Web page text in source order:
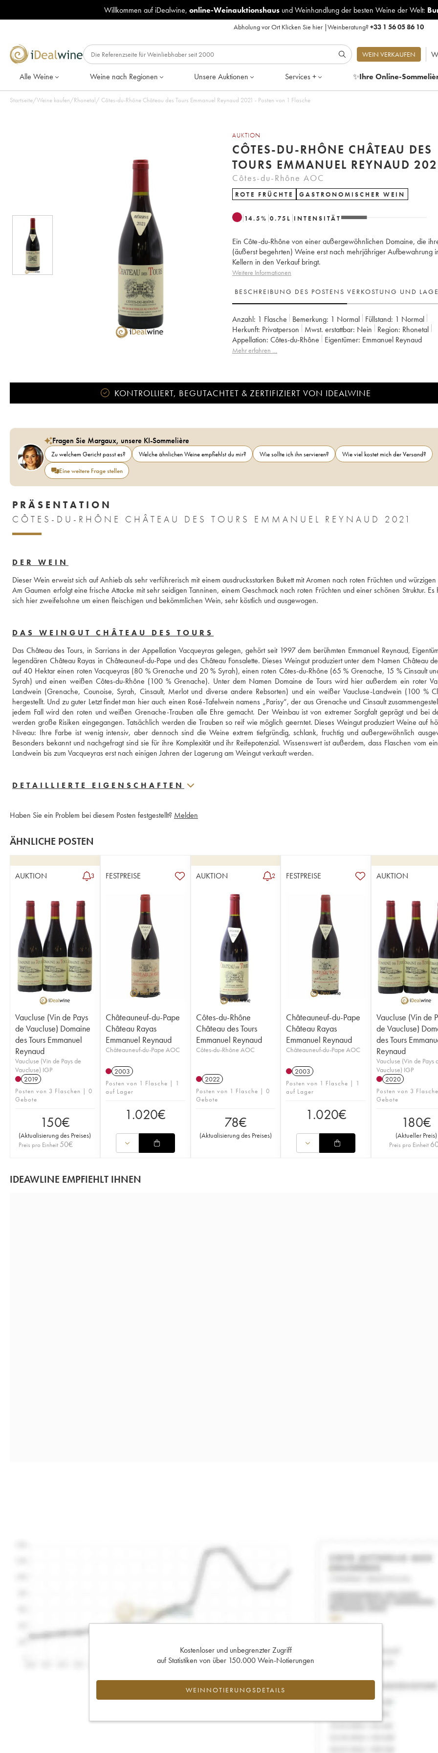
Willkommen auf iDealwine, online-Weinauktionshausund Weinhandlung der besten Weine der Welt:
Abholung vor Ort Klicken Sie hier|Weinberatung?+33 1 56 05 86 10
WEIN VERKAUFEN
Alle Weine Weine nach Regionen Unsere Auktionen Services + ✨Ihre Online-
Startseite/Weine kaufen/Rhonetal/ Côtes-du-Rhône Château des Tours Emmanuel Reynaud 2021 - Posten von 1 Flasche
AUKTION
CÔTES-DU-RHÔNE CHÂTEAU DES
TOURS EMMANUEL REYNAUD
Côtes-du-Rhône AOC
ROTE FRÜCHTE GASTRONOMISCHER WEIN
14.5% 0.75 L INTENSITÄT
Ein Côte-du-Rhône von einer außergewöhnlichen Domaine, die
(äußerst begehrten) Weine erst nach mehrjähriger Aufbewahrung
Kellern in den Verkauf bringt.
Weitere Informationen
BESCHREIBUNG DES POSTENS VERKOSTUNG UND
Anzahl: 1 Flasche Bemerkung: 1 Normal Füllstand: 1 Normal
Herkunft:
privatperson Mwst. erstattbar: nein Region:
Rhonetal
Appellation:
Côtes-du-Rhône Eigentümer: Emmanuel Reynaud
Mehr erfahren …
KONTROLLIERT, BEGUTACHTET & ZERTIFIZIERT VON IDEALWINE
Fragen Sie Margaux, unsere KI-Sommelière
Zu welchem Gericht passt es? Welche ähnlichen Weine empfiehlst du mir? Wie sollte ich ihn servieren?
Wie viel kostet mich der Versand?
Eine weitere Frage stellen
PRÄSENTATION
CÔTES-DU-RHÔNE CHÂTEAU DES TOURS EMMANUEL REYNAUD 2021
DER WEIN
Dieser Wein erweist sich auf Anhieb als sehr verführerisch mit einem ausdrucksstarken Bukett mit Aromen nach roten Früchten und
Am Gaumen erfolgt eine frische Attacke mit sehr seidigen Tanninen, einem Geschmack nach roten Früchten und einer schönen Struktur. Es
sich hier zweifelsohne um einen fleischigen und bekömmlichen Wein, sehr köstlich und ausgewogen.
DAS WEINGUT CHÂTEAU DES TOURS
Das Château des Tours, in Sarrians in der Appellation Vacqueyras gelegen, gehört seit 1997 dem berühmten Emmanuel Reynaud,
legendären Château Rayas in Châteauneuf-du-Pape und des Château Fonsalette. Dieses Weingut produziert unter dem Namen Château
auf 40 Hektar einen roten Vacqueyras (80 % Grenache und 20 % Syrah), einen roten Côtes-du-Rhône (65 % Grenache, 15 % Cinsault
Syrah) und einen weißen Côtes-du-Rhône (100 % Grenache). Unter dem Namen Domaine de Tours wird hier außerdem ein roter
Landwein (Grenache, Counoise, Syrah, Cinsault, Merlot und diverse andere Rebsorten) und ein weißer Vaucluse-Landwein (100 %
hergestellt. Und zu guter Letzt findet man hier auch einen Rosé-Tafelwein namens „Parisy“, der aus Grenache und Cinsault
jedem Fall wird den roten und weißen Grenache-Trauben alle Ehre gemacht. Der Weinbau ist von extremer Sorgfalt geprägt und bei
werden große Risiken eingegangen. Tatsächlich werden die Trauben so reif wie möglich geerntet. Dieses Weingut produziert Weine auf
Niveau: Ihre Farbe ist wenig intensiv, aber dennoch sind die Weine extrem tiefgründig, schlank, fruchtig und außergewöhnlich
Besonders bekannt und nachgefragt sind sie für ihre Komplexität und ihr Reifepotenzial. Wissenswert ist außerdem, dass Flaschen vom
Landwein bis zum Vacqueyras erst nach einigen Jahren der Lagerung am Weingut verkauft werden.
DETAILLIERTE EIGENSCHAFTEN
Haben Sie ein Problem bei diesem Posten festgestellt? Melden
ÄHNLICHE POSTEN
AUKTION 3
Vaucluse (Vin de Pays
de Vaucluse) Domaine
des Tours Emmanuel
Reynaud
Vaucluse (Vin de Pays de
Vaucluse) IGP
2019
Posten von 3 Flaschen | 0
Gebote
150€
(Aktualisierung des Preises)
Preis pro Einheit 50€
FESTPREISE
Châteauneuf-du-Pape
Château Rayas
Emmanuel Reynaud
Châteauneuf-du-Pape AOC
2003
Posten von 1 Flasche | 1
auf Lager
1.020€
AUKTION 2
Côtes-du-Rhône
Château des Tours
Emmanuel Reynaud
Côtes-du-Rhône AOC
2022
Posten von 1 Flasche | 0
Gebote
78€
(Aktualisierung des Preises)
FESTPREISE
Châteauneuf-du-Pape
Château Rayas
Emmanuel Reynaud
Châteauneuf-du-Pape AOC
2003
Posten von 1 Flasche | 1
auf Lager
1.020€
AUKTION
Vaucluse (Vin de
de Vaucluse)
des Tours
Reynaud
Vaucluse (Vin de Pays
Vaucluse) IGP
2020
Posten von 3
Gebote
180€
(Aktueller Preis)
Preis pro Einheit
IDEAWLINE EMPFIEHLT IHNEN
Kostenloser und unbegrenzter Zugriff
auf Statistiken von über 150.000 Wein-Notierungen
WEINNOTIERUNGSDETAILS